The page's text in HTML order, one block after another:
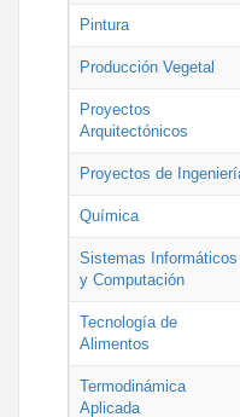
Pintura
Producción Vegetal
Proyectos
Arquitectónicos
Proyectos de
Química
Sistemas Informáticos
y Computación
Tecnología de
Alimentos
Termodinámica
Aplicada